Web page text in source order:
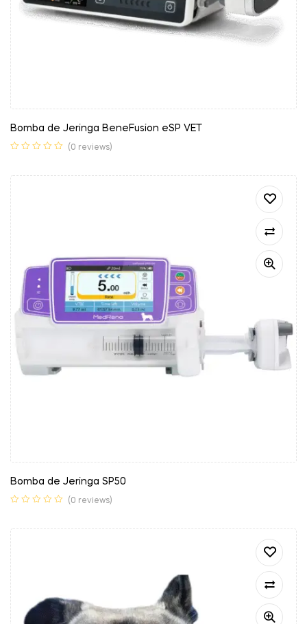
Bomba de Jeringa BeneFusion eSP VET
(0 reviews)
Bomba de Jeringa SP50
(0 reviews)